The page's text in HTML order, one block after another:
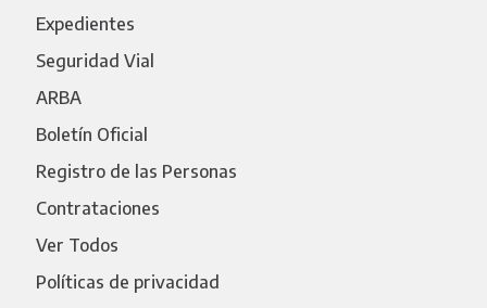
Expedientes
Seguridad Vial
ARBA
Boletín Oficial
Registro de las Personas
Contrataciones
Ver Todos
Políticas de privacidad